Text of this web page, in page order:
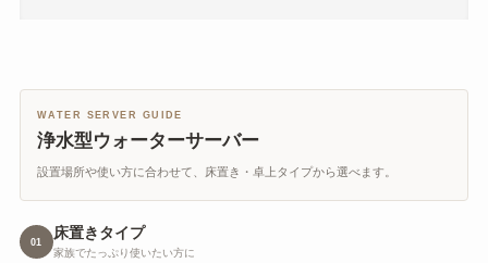
WATER SERVER GUIDE
浄水型ウォーターサーバー
設置場所や使い方に合わせて、床置き・卓上タイプから選べます。
01
床置きタイプ
家族でたっぷり使いたい方に